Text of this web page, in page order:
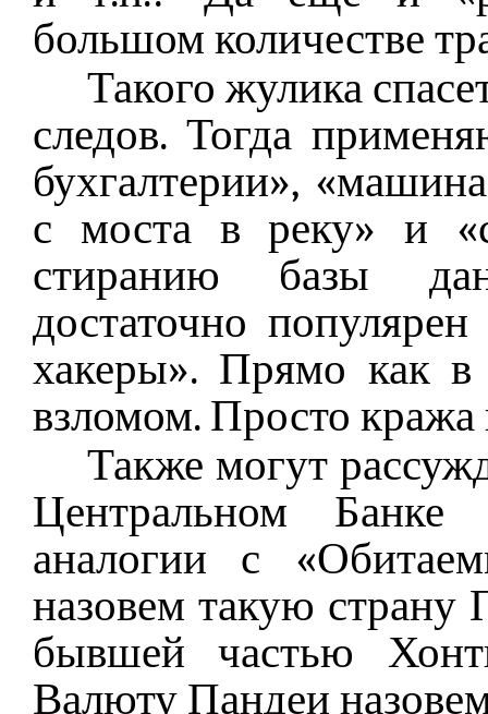
большом количестве
Такого жулика
следов. Тогда
бухгалтерии»,
с моста в реку» и
стиранию базы
достаточно
хакеры». Прямо как
взломом. Просто
Также могут
Центральном Банке
аналогии с
назовем такую страну
бывшей частью
Валюту Пандеи